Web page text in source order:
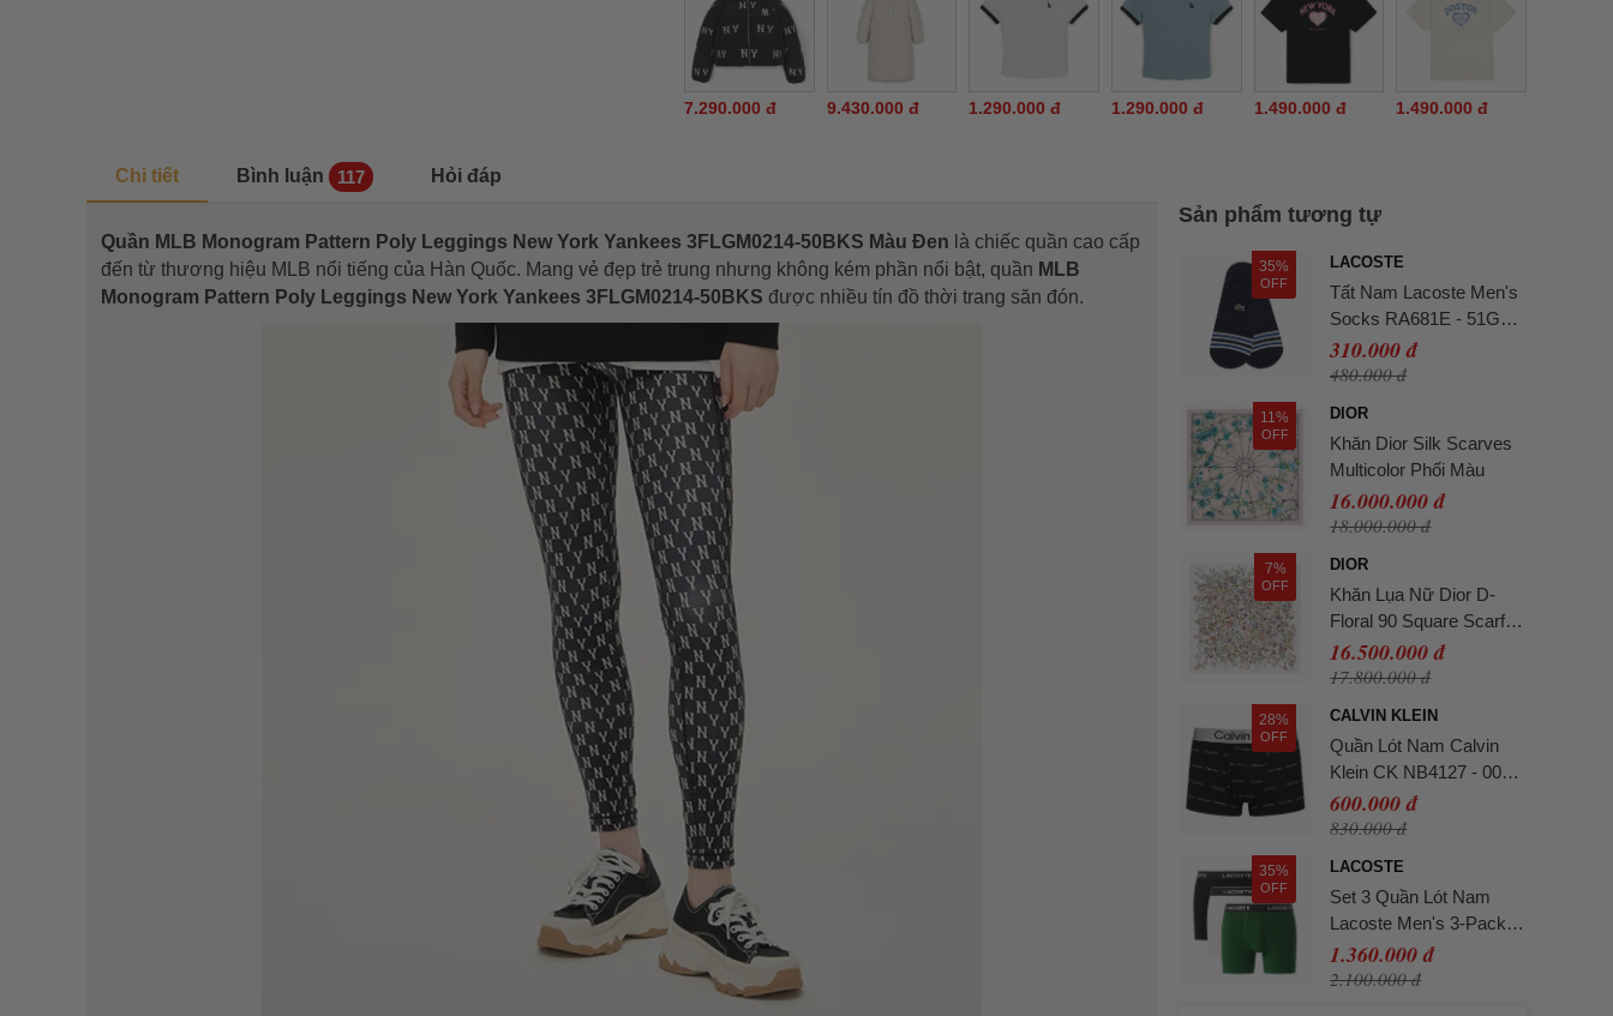
7.290.000 đ 9.430.000 đ 1.290.000 đ 1.290.000 đ 1.490.000 đ 1.490.000 đ
Chi tiết Bình luận 117 Hỏi đáp
Quần MLB Monogram Pattern Poly Leggings New York Yankees 3FLGM0214-50BKS Màu Đen là chiếc quần cao cấp
đến từ thương hiệu MLB nổi tiếng của Hàn Quốc. Mang vẻ đẹp trẻ trung nhưng không kém phần nổi bật, quần MLB
Monogram Pattern Poly Leggings New York Yankees 3FLGM0214-50BKS được nhiều tín đồ thời trang săn đón.
Sản phẩm tương tự
35%
OFF
LACOSTE
Tất Nam Lacoste Men's
Socks RA681E - 51G
Màu Xanh Navy
310.000 đ
480.000 đ
11%
OFF
DIOR
Khăn Dior Silk Scarves
Multicolor Phối Màu
16.000.000 đ
18.000.000 đ
7%
OFF
DIOR
Khăn Lụa Nữ Dior D-
Floral 90 Square Scarf
Silk Twill Màu Trắng Họa
Tiết
16.500.000 đ
17.800.000 đ
28%
OFF
CALVIN KLEIN
Quần Lót Nam Calvin
Klein CK NB4127 - 003
Màu Đen Size L
600.000 đ
830.000 đ
35%
OFF
LACOSTE
Set 3 Quần Lót Nam
Lacoste Men's 3-Pack
Stretch Cotton Boxer
Briefs 6H2411-51-ISZ
1.360.000 đ
2.100.000 đ